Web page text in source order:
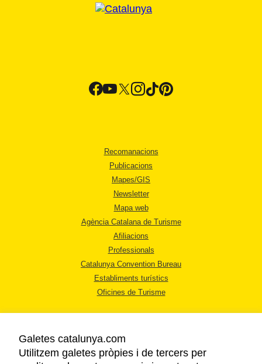
Recomanacions
Publicacions
Mapes/GIS
Newsletter
Mapa web
Agència Catalana de Turisme
Afiliacions
Professionals
Catalunya Convention Bureau
Establiments turístics
Oficines de Turisme
Galetes catalunya.com
Utilitzem galetes pròpies i de tercers per